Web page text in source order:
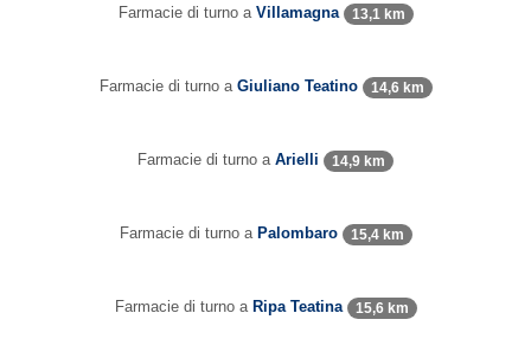
Farmacie di turno a Villamagna 13,1 km
Farmacie di turno a Giuliano Teatino 14,6 km
Farmacie di turno a Arielli 14,9 km
Farmacie di turno a Palombaro 15,4 km
Farmacie di turno a Ripa Teatina 15,6 km